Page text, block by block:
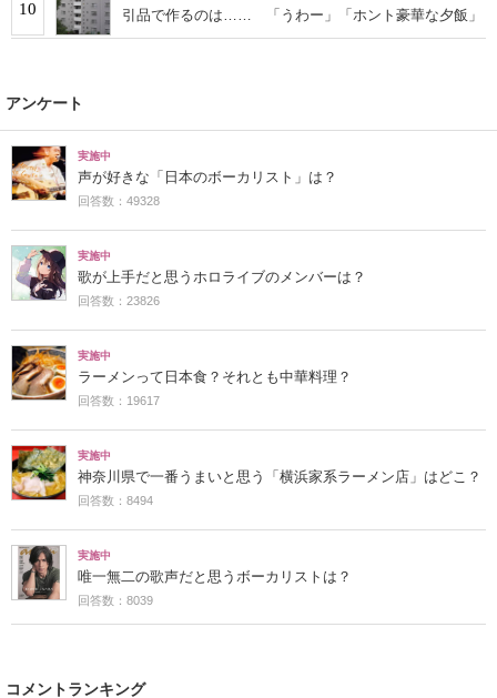
10 引品で作るのは…… 「うわー」「ホント豪華な夕飯」
アンケート
実施中
声が好きな「日本のボーカリスト」は？
回答数：49328
実施中
歌が上手だと思うホロライブのメンバーは？
回答数：23826
実施中
ラーメンって日本食？それとも中華料理？
回答数：19617
実施中
神奈川県で一番うまいと思う「横浜家系ラーメン店」はどこ？
回答数：8494
実施中
唯一無二の歌声だと思うボーカリストは？
回答数：8039
コメントランキング